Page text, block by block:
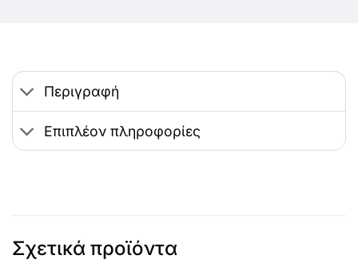
Περιγραφή
Επιπλέον πληροφορίες
Σχετικά προϊόντα